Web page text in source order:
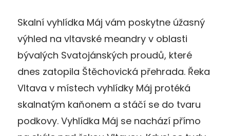
Skalní vyhlídka Máj vám poskytne úžasný
výhled na vltavské meandry v oblasti
bývalých Svatojánských proudů, které
dnes zatopila Štěchovická přehrada. Řeka
Vltava v místech vyhlídky Máj protéká
skalnatým kaňonem a stáčí se do tvaru
podkovy. Vyhlídka Máj se nachází přímo